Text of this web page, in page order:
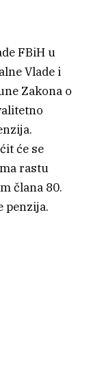
FBiH u
Vlade i
Zakona o
će se
rastu
člana 80.
penzija.